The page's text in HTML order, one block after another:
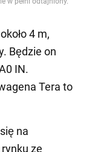
4 m,
Będzie on
IN.
Tera to
na
ze